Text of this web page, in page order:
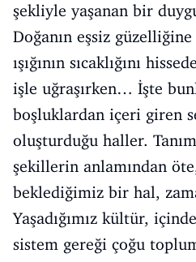
şekliyle yaşanan bir
Doğanın eşsiz
ışığının sıcaklığını
işle uğraşırken… İşte
boşluklardan içeri giren
oluşturduğu haller.
şekillerin anlamından
beklediğimiz bir hal,
Yaşadığımız kültür,
sistem gereği çoğu